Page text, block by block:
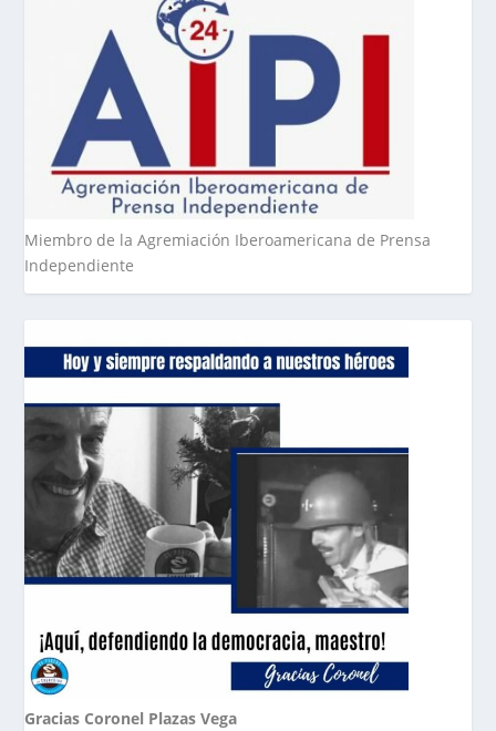
Miembro de la Agremiación Iberoamericana de Prensa
Independiente
Gracias Coronel Plazas Vega